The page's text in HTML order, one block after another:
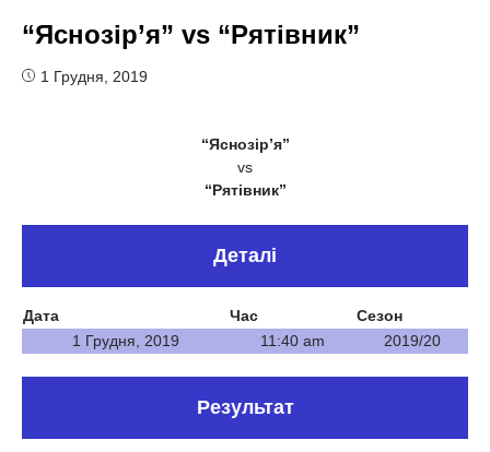
“Яснозір’я” vs “Рятівник”
1 Грудня, 2019
“Яснозір’я”
vs
“Рятівник”
Деталі
Дата Час
Сезон
1 Грудня, 2019
11:40 am 2019/20
Результат